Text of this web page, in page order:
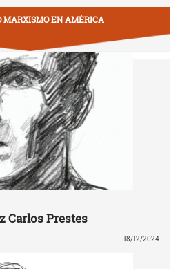
MARXISMO EN AMÉRICA
Carlos Prestes
18/12/2024